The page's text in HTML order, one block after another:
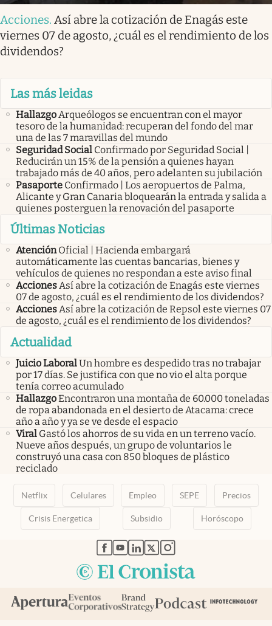
Acciones. Así abre la cotización de Enagás este
viernes 07 de agosto, ¿cuál es el rendimiento de los
dividendos?
Las más leidas
HallazgoArqueólogos se encuentran con el mayor
tesoro de la humanidad: recuperan del fondo del mar
una de las 7 maravillas del mundo
Seguridad Social Confirmado por Seguridad Social |
Reducirán un 15% de la pensión a quienes hayan
trabajado más de 40 años, pero adelanten su jubilación
Pasaporte Confirmado | Los aeropuertos de Palma,
Alicante y Gran Canaria bloquearán la entrada y salida a
quienes posterguen la renovación del pasaporte
Últimas Noticias
Atención Oficial | Hacienda embargará
automáticamente las cuentas bancarias, bienes y
vehículos de quienes no respondan a este aviso final
AccionesAsí abre la cotización de Enagás este viernes
07 de agosto, ¿cuál es el rendimiento de los dividendos?
AccionesAsí abre la cotización de Repsol este viernes 07
de agosto, ¿cuál es el rendimiento de los dividendos?
Actualidad
Juicio LaboralUn hombre es despedido tras no trabajar
por 17 días. Se justifica con que no vio el alta porque
tenía correo acumulado
HallazgoEncontraron una montaña de 60.000 toneladas
de ropa abandonada en el desierto de Atacama: crece
año a año y ya se ve desde el espacio
Viral Gastó los ahorros de su vida en un terreno vacío.
Nueve años después, un grupo de voluntarios le
construyó una casa con 850 bloques de plástico
reciclado
Netflix Celulares Empleo SEPE Precios
Crisis Energetica Subsidio Horóscopo
abre en nueva pestaña
abre en nueva pestaña
abre en nueva pestaña
abre en nueva pestaña
abre en nueva pestaña